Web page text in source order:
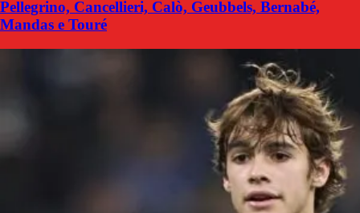
Pellegrino, Cancellieri, Calò, Geubbels, Bernabé,
Mandas e Touré